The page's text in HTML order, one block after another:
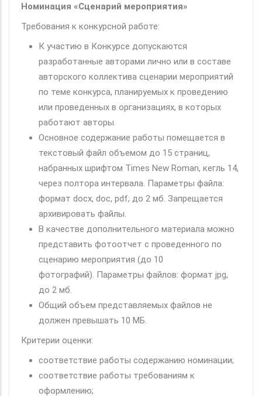
Номинация «Сценарий мероприятия»
Требования к конкурсной работе:
К участию в Конкурсе допускаются
разработанные авторами лично или в составе
авторского коллектива сценарии мероприятий
по теме конкурса, планируемых к проведению
или проведенных в организациях, в которых
работают авторы.
Основное содержание работы помещается в
текстовый файл объемом до 15 страниц,
набранных шрифтом Times New Roman, кегль 14,
через полтора интервала. Параметры файла:
формат docx, doc, pdf; до 2 мб. Запрещается
архивировать файлы.
В качестве дополнительного материала можно
представить фотоотчет с проведенного по
сценарию мероприятия (до 10
фотографий). Параметры файлов: формат jpg,
до 2 мб.
Общий объем представляемых файлов не
должен превышать 10 МБ.
Критерии оценки:
соответствие работы содержанию номинации;
соответствие работы требованиям к
оформлению;